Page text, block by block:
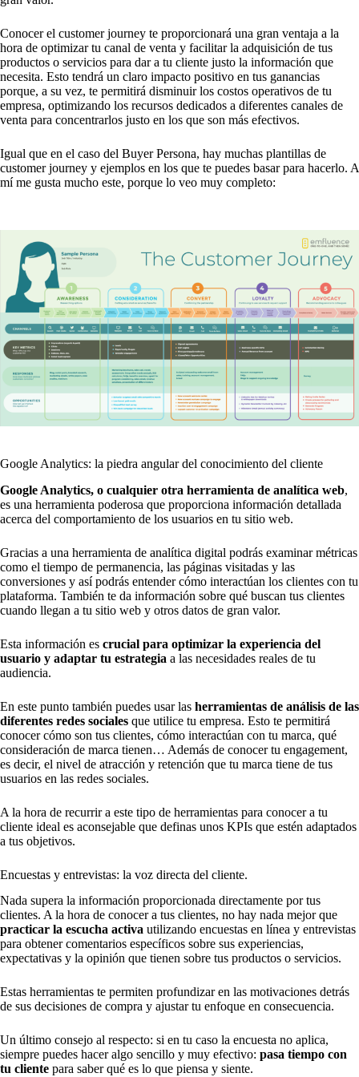
Conocer el customer journey te proporcionará una gran ventaja a la
hora de optimizar tu canal de venta y facilitar la adquisición de tus
productos o servicios para dar a tu cliente justo la información que
necesita. Esto tendrá un claro impacto positivo en tus ganancias
porque, a su vez, te permitirá disminuir los costos operativos de tu
empresa, optimizando los recursos dedicados a diferentes canales de
venta para concentrarlos justo en los que son más efectivos.
Igual que en el caso del Buyer Persona, hay muchas plantillas de
customer journey y ejemplos en los que te puedes basar para hacerlo. A
mí me gusta mucho este, porque lo veo muy completo:
Google Analytics: la piedra angular del conocimiento del cliente
Google Analytics, o cualquier otra herramienta de analítica web,
es una herramienta poderosa que proporciona información detallada
acerca del comportamiento de los usuarios en tu sitio web.
Gracias a una herramienta de analítica digital podrás examinar métricas
como el tiempo de permanencia, las páginas visitadas y las
conversiones y así podrás entender cómo interactúan los clientes con tu
plataforma. También te da información sobre qué buscan tus clientes
cuando llegan a tu sitio web y otros datos de gran valor.
Esta información es crucial para optimizar la experiencia del
usuario y adaptar tu estrategia a las necesidades reales de tu
audiencia.
En este punto también puedes usar las herramientas de análisis de las
diferentes redes sociales que utilice tu empresa. Esto te permitirá
conocer cómo son tus clientes, cómo interactúan con tu marca, qué
consideración de marca tienen… Además de conocer tu engagement,
es decir, el nivel de atracción y retención que tu marca tiene de tus
usuarios en las redes sociales.
A la hora de recurrir a este tipo de herramientas para conocer a tu
cliente ideal es aconsejable que definas unos KPIs que estén adaptados
a tus objetivos.
Encuestas y entrevistas: la voz directa del cliente.
Nada supera la información proporcionada directamente por tus
clientes. A la hora de conocer a tus clientes, no hay nada mejor que
practicar la escucha activa utilizando encuestas en línea y entrevistas
para obtener comentarios específicos sobre sus experiencias,
expectativas y la opinión que tienen sobre tus productos o servicios.
Estas herramientas te permiten profundizar en las motivaciones detrás
de sus decisiones de compra y ajustar tu enfoque en consecuencia.
Un último consejo al respecto: si en tu caso la encuesta no aplica,
siempre puedes hacer algo sencillo y muy efectivo: pasa tiempo con
tu cliente para saber qué es lo que piensa y siente.